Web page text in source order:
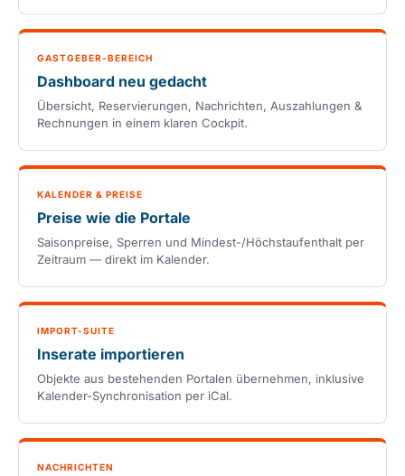
GASTGEBER-BEREICH
Dashboard neu gedacht
Übersicht, Reservierungen, Nachrichten, Auszahlungen &
Rechnungen in einem klaren Cockpit.
KALENDER & PREISE
Preise wie die Portale
Saisonpreise, Sperren und Mindest-/Höchstaufenthalt per
Zeitraum — direkt im Kalender.
IMPORT-SUITE
Inserate importieren
Objekte aus bestehenden Portalen übernehmen, inklusive
Kalender-Synchronisation per iCal.
NACHRICHTEN